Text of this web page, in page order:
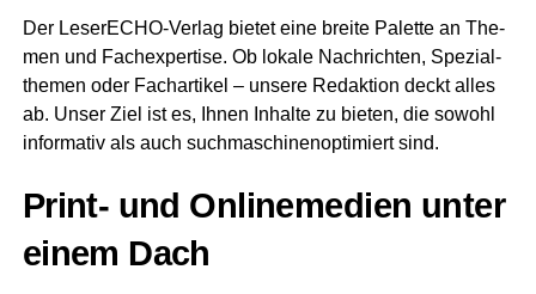
Der Lese­r­ECHO-Ver­lag bie­tet eine brei­te Palet­te an The­
men und Fach­ex­per­ti­se. Ob loka­le Nach­rich­ten, Spe­zi­al­
the­men oder Fach­ar­ti­kel – unse­re Redak­ti­on deckt alles
ab. Unser Ziel ist es, Ihnen Inhal­te zu bie­ten, die sowohl
infor­ma­tiv als auch such­ma­schi­nen­op­ti­miert sind.
Print- und Online­me­di­en unter
einem Dach